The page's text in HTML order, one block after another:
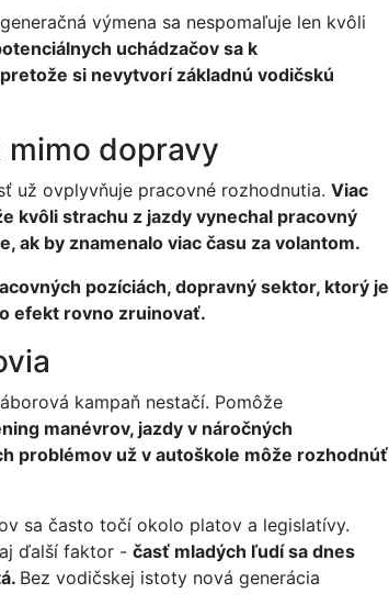
výmena sa nespomaľuje len kvôli
uchádzačov sa k
si nevytvorí základnú vodičskú
mimo dopravy
už ovplyvňuje pracovné rozhodnutia. Viac
kvôli strachu z jazdy vynechal pracovný
ak by znamenalo viac času za volantom.
pozíciách, dopravný sektor, ktorý je
efekt rovno zruinovať.
kampaň nestačí. Pomôže
manévrov, jazdy v náročných
problémov už v autoškole môže rozhodnúť
sa často točí okolo platov a legislatívy.
ďalší faktor - časť mladých ľudí sa dnes
Bez vodičskej istoty nová generácia